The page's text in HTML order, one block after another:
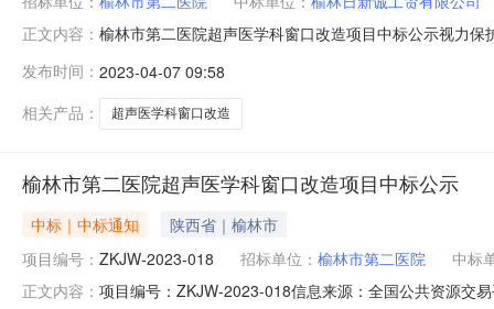
正文内容： 榆林市第二医院超声医学科窗口改造项目中标公示视力
榆阳区康安路联系人：燕主任电话：0912-3362698电子
人：张工
发布时间： 2023-04-07 09:58
相关产品：
超声医学科窗口改造
榆林市第二医院超声医学科窗口改造项目中标公示
中标｜中标通知
陕西省｜榆林市
项目编号： ZKJW-2023-018 招标单位： 榆林市第二医院
中标
正文内容： 项目编号：ZKJW-2023-018信息来源：全国公共资源交